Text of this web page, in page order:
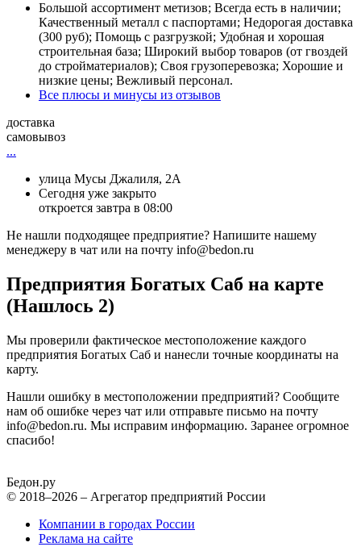
Большой ассортимент метизов; Всегда есть в наличии;
Качественный металл с паспортами; Недорогая доставка
(300 руб); Помощь с разгрузкой; Удобная и хорошая
строительная база; Широкий выбор товаров (от гвоздей
до стройматериалов); Своя грузоперевозка; Хорошие и
низкие цены; Вежливый персонал.
Все плюсы и минусы из отзывов
доставка
самовывоз
...
улица Мусы Джалиля, 2А
Сегодня уже закрыто
откроется завтра в 08:00
Не нашли подходящее предприятие? Напишите нашему
менеджеру в чат или на почту info@bedon.ru
Предприятия Богатых Саб на карте
(Нашлось 2)
Мы проверили фактическое местоположение каждого
предприятия Богатых Саб и нанесли точные координаты на
карту.
Нашли ошибку в местоположении предприятий? Сообщите
нам об ошибке через чат или отправьте письмо на почту
info@bedon.ru. Мы исправим информацию. Заранее огромное
спасибо!
Бедон.ру
© 2018–2026 – Агрегатор предприятий России
Компании в городах России
Реклама на сайте